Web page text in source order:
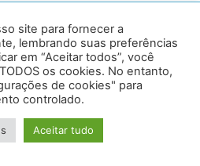
da Silva, nº 1950 - Zacarias,
403 / Tel: (33) 3329 8000
por VersaTec
site para fornecer a
lembrando suas preferências
em “Aceitar todos”, você
os cookies. No entanto,
de cookies" para
controlado.
Aceitar tudo